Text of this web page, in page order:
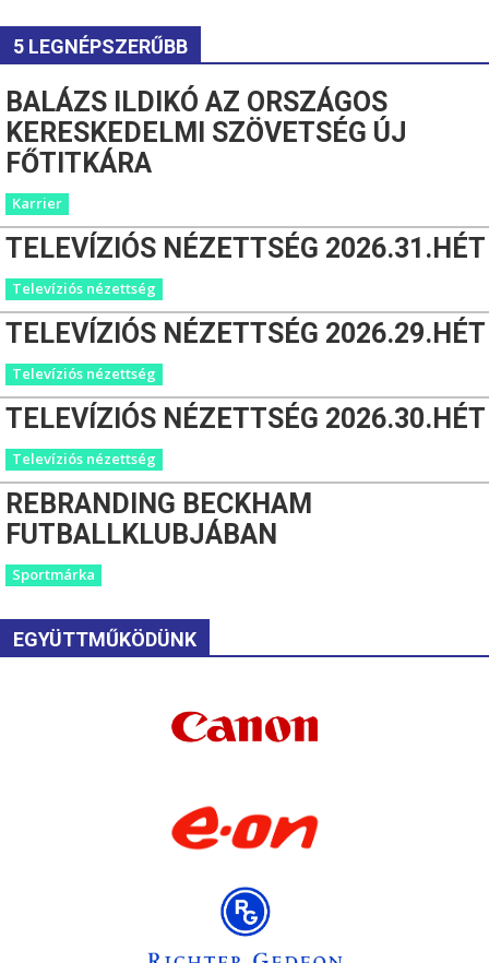
5 LEGNÉPSZERŰBB
BALÁZS ILDIKÓ AZ ORSZÁGOS
KERESKEDELMI SZÖVETSÉG ÚJ
FŐTITKÁRA
Karrier
TELEVÍZIÓS NÉZETTSÉG 2026.31.HÉT
Televíziós nézettség
TELEVÍZIÓS NÉZETTSÉG 2026.29.HÉT
Televíziós nézettség
TELEVÍZIÓS NÉZETTSÉG 2026.30.HÉT
Televíziós nézettség
REBRANDING BECKHAM
FUTBALLKLUBJÁBAN
Sportmárka
EGYÜTTMŰKÖDÜNK